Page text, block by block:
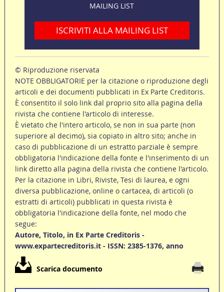
MAILING LIST
ISCRIVITI ALLA MAILING LIST
© Riproduzione riservata
NOTE OBBLIGATORIE per la citazione o riproduzione degli
articoli e dei documenti pubblicati in Ex Parte Creditoris.
È consentito il solo link dal proprio sito alla pagina della
rivista che contiene l'articolo di interesse.
È vietato che l'intero articolo, se non in sua parte (non
superiore al decimo), sia copiato in altro sito; anche in
caso di pubblicazione di un estratto parziale è sempre
obbligatoria l'indicazione della fonte e l'inserimento di un
link diretto alla pagina della rivista che contiene l'articolo.
Per la citazione in Libri, Riviste, Tesi di laurea, e ogni
diversa pubblicazione, online o cartacea, di articoli (o
estratti di articoli) pubblicati in questa rivista è
obbligatoria l'indicazione della fonte, nel modo che
segue:
Autore, Titolo, in Ex Parte Creditoris -
www.expartecreditoris.it - ISSN: 2385-1376, anno
Scarica documento